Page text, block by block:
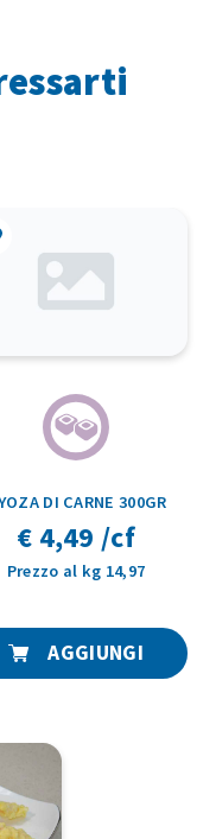
DI CARNE 300GR
€ 4,49 /cf
Prezzo al kg 14,97
AGGIUNGI